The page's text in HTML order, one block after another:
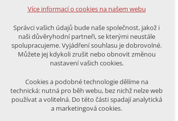
analytická pro anonymizované
vyhodnocení návštěvnosti
marketingová cookies (Google)
Více informací o cookies na našem webu
ODMÍTNOUT VŠE
Více informací o cookies na našem webu
Správci vašich údajů bude naše společnost, jakož i
naši důvěryhodní partneři, se kterými neustále
spolupracujeme. Vyjádření souhlasu je dobrovolné.
Můžete jej kdykoli zrušit nebo obnovit změnou
nastavení vašich cookies.
Cookies a podobné technologie dělíme na
technická: nutná pro běh webu, bez nichž nelze web
používat a volitelná. Do této části spadají analytická
a marketingová cookies.